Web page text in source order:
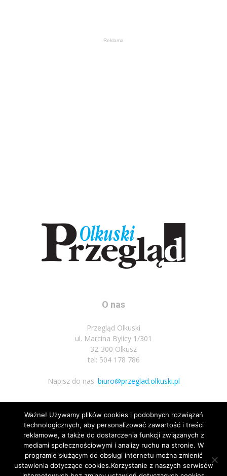
Reklama
O nas
Przegląd Olkuski
ul. Marcina Bylicy 1/301
32-300 Olkusz
tel: 504 178 786
Napisz do nas: biuro@przeglad.olkuski.pl
Podążaj za nami
Ważne! Używamy plików cookies i podobnych rozwiązań
technologicznych, aby personalizować zawartość i treści
reklamowe, a także do dostarczenia funkcji związanych z
mediami społecznościowymi i analizy ruchu na stronie. W
programie służącym do obsługi internetu można zmienić
ustawienia dotyczące cookies.Korzystanie z naszych serwisów